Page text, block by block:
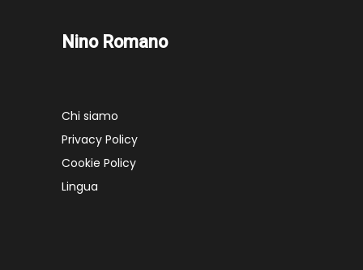
Nino Romano
Chi siamo
Privacy Policy
Cookie Policy
Lingua